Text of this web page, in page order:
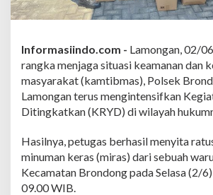
a
S
p
a
n
a
t
s
a
n
B
Informasiindo.com - Lamongan, 02/
rangka menjaga situasi keamanan dan
masyarakat (kamtibmas), Polsek
Lamongan terus mengintensifkan
Ditingkatkan (KRYD) di wilayah
Hasilnya, petugas berhasil menyita
minuman keras (miras) dari sebuah
Kecamatan Brondong pada Selasa (2/
09.00 WIB.